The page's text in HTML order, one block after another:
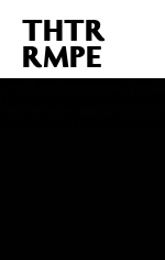
Deprecated : Die
Version 4.4.0
get_permalink(). in
THTR
RMPE